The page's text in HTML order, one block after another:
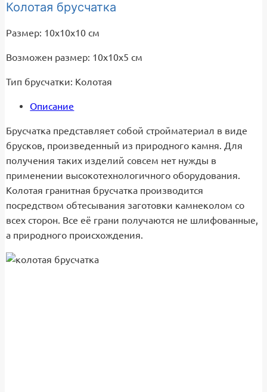
Колотая брусчатка
Размер: 10x10x10 см
Возможен размер: 10х10х5 см
Тип брусчатки: Колотая
Описание
Брусчатка представляет собой стройматериал в виде
брусков, произведенный из природного камня. Для
получения таких изделий совсем нет нужды в
применении высокотехнологичного оборудования.
Колотая гранитная брусчатка производится
посредством обтесывания заготовки камнеколом со
всех сторон. Все её грани получаются не шлифованные,
а природного происхождения.